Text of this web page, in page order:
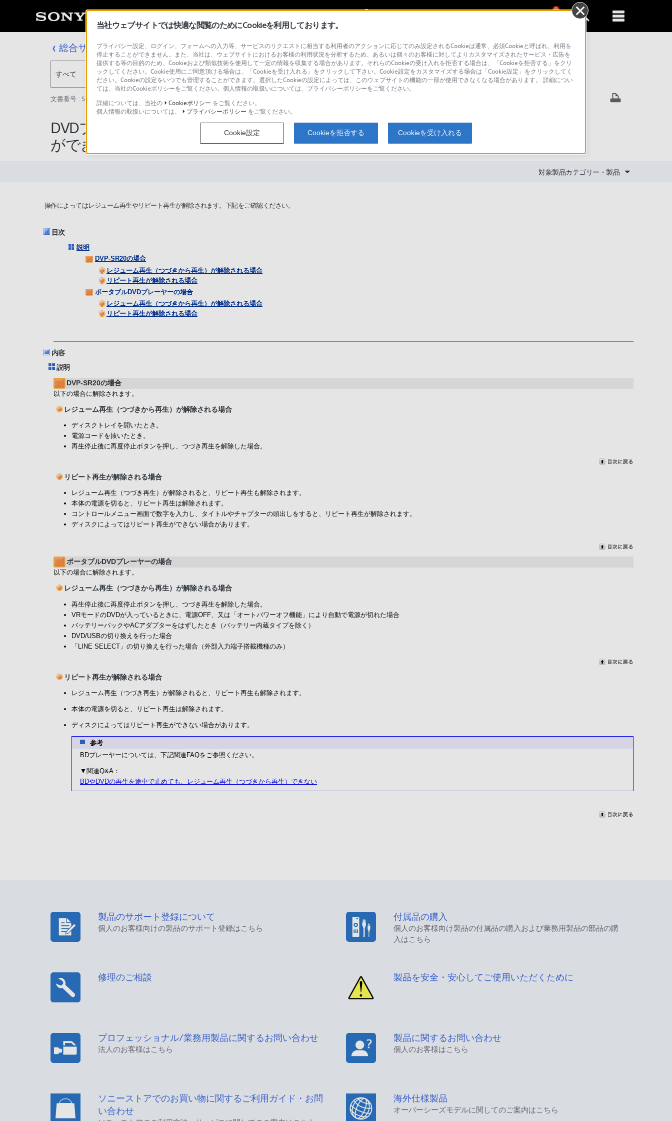
0
総合サポート・お問い合わせ
すべて 検索
文書番号 : S0807151049043 / 最終更新日 : 2016/09/27
DVDプレーヤーでレジューム再生（つづきから再生）やリピート再生
ができない
対象製品カテゴリー・製品
操作によってはレジューム再生やリピート再生が解除されます。下記をご確認ください。
目次
説明
DVP-SR20の場合
レジューム再生（つづきから再生）が解除される場合
リピート再生が解除される場合
ポータブルDVDプレーヤーの場合
レジューム再生（つづきから再生）が解除される場合
リピート再生が解除される場合
内容
説明
DVP-SR20の場合
以下の場合に解除されます。
レジューム再生（つづきから再生）が解除される場合
ディスクトレイを開いたとき。
電源コードを抜いたとき。
再生停止後に再度停止ボタンを押し、つづき再生を解除した場合。
リピート再生が解除される場合
レジューム再生（つづき再生）が解除されると、リピート再生も解除されます。
本体の電源を切ると、リピート再生は解除されます。
コントロールメニュー画面で数字を入力し、タイトルやチャプターの頭出しをすると、リピート再生が解除されます。
ディスクによってはリピート再生ができない場合があります。
ポータブルDVDプレーヤーの場合
以下の場合に解除されます。
レジューム再生（つづきから再生）が解除される場合
再生停止後に再度停止ボタンを押し、つづき再生を解除した場合。
VRモードのDVDが入っているときに、電源OFF、又は「オートパワーオフ機能」により自動で電源が切れた場合
バッテリーパックやACアダプターをはずしたとき（バッテリー内蔵タイプを除く）
DVD/USBの切り換えを行った場合
「LINE SELECT」の切り換えを行った場合（外部入力端子搭載機種のみ）
リピート再生が解除される場合
レジューム再生（つづき再生）が解除されると、リピート再生も解除されます。
本体の電源を切ると、リピート再生は解除されます。
ディスクによってはリピート再生ができない場合があります。
参考
BDプレーヤーについては、下記関連FAQをご参照ください。
▼関連Q&A：
BDやDVDの再生を途中で止めても、レジューム再生（つづきから再生）できない
製品のサポート登録について
個人のお客様向けの製品のサポート登録はこちら
付属品の購入
個人のお客様向け製品の付属品の購入および業務用製品の部品の購
入はこちら
修理のご相談 製品を安全・安心してご使用いただくために
プロフェッショナル/業務用製品に関するお問い合わせ
法人のお客様はこちら
製品に関するお問い合わせ
個人のお客様はこちら
ソニーストアでのお買い物に関するご利用ガイド・お問
い合わせ
海外仕様製品
オーバーシーズモデルに関してのご案内はこちら
当社ウェブサイトでは快適な閲覧のためにCookieを利用しております。
プライバシー設定、ログイン、フォームへの入力等、サービスのリクエストに相当する利用者のアクションに応じてのみ設定されるCookieは通常、必須Cookieと呼ばれ、利用を
停止することができません。また、当社は、ウェブサイトにおけるお客様の利用状況を分析するため、あるいは個々のお客様に対してよりカスタマイズされたサービス・広告を
提供する等の目的のため、Cookieおよび類似技術を使用して一定の情報を収集する場合があります。それらのCookieの受け入れを拒否する場合は、「Cookieを拒否する」をクリ
ックしてください。Cookie使用にご同意頂ける場合は、「Cookieを受け入れる」をクリックして下さい。Cookie設定をカスタマイズする場合は「Cookie設定」をクリックしてく
ださい。Cookieの設定をいつでも管理することができます。選択したCookieの設定によっては、このウェブサイトの機能の一部が使用できなくなる場合があります。 詳細につい
ては、当社のCookieポリシーをご覧ください。個人情報の取扱いについては、プライバシーポリシーをご覧ください。
詳細については、当社の
Cookieポリシー をご覧ください。
個人情報の取扱いについては、
プライバシーポリシー をご覧ください。
Cookie設定 Cookieを拒否する Cookieを受け入れる